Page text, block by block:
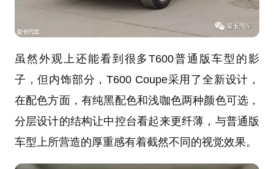
虽然外观上还能看到很多T600普通版车型的影
子，但内饰部分，T600 Coupe采用了全新设计，
在配色方面，有纯黑配色和浅咖色两种颜色可选，
分层设计的结构让中控台看起来更纤薄，与普通版
车型上所营造的厚重感有着截然不同的视觉效果。